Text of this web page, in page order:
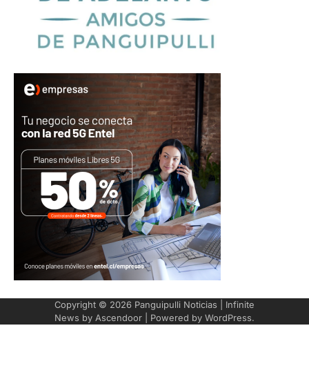
Copyright © 2026 Panguipulli Noticias | Infinite
News by Ascendoor | Powered by WordPress.